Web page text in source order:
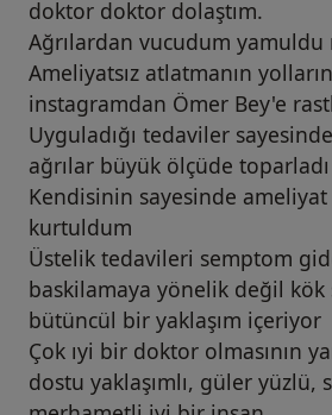
doktor doktor dolaştım.
Ağrılardan vucudum yamuldu
Ameliyatsız atlatmanın
instagramdan Ömer Bey'e
Uyguladığı tedaviler
ağrılar büyük ölçüde
Kendisinin sayesinde
kurtuldum
Üstelik tedavileri semptom
baskilamaya yönelik değil kök
bütüncül bir yaklaşım içeriyor
Çok ıyi bir doktor olmasının
dostu yaklaşımlı, güler yüzlü,